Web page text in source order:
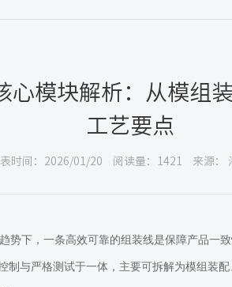
心模块解析：从模组
工艺要点
时间：2026/01/20 阅读量：1421 来源：
势下，一条高效可靠的组装线是保障产品一
制与严格测试于一体，主要可拆解为模组装